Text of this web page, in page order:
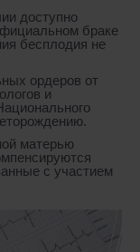
доступно
браке
бесплодия не
ордеров от
и
матерью
с участием